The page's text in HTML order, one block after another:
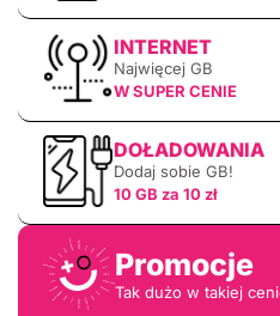
INTERNET
Najwięcej GB
W SUPER CENIE
DOŁADOWANIA
Dodaj sobie GB!
10 GB za 10 zł
Promocje
Tak dużo w takiej